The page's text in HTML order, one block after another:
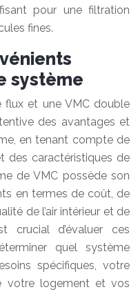
pour une filtration
fines.
système
flux et une VMC double
des avantages et
en tenant compte de
des caractéristiques de
de VMC possède son
en termes de coût, de
de l’air intérieur et de
crucial d’évaluer ces
quel système
spécifiques, votre
votre logement et vos